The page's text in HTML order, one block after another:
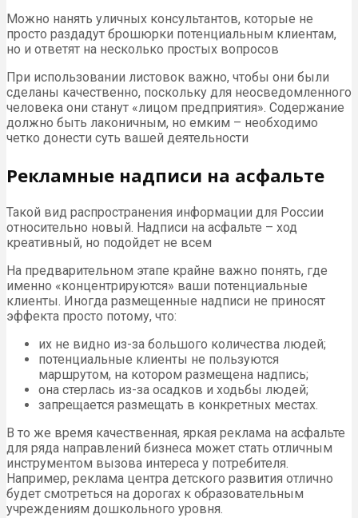
Можно нанять уличных консультантов, которые не
просто раздадут брошюрки потенциальным клиентам,
но и ответят на несколько простых вопросов
При использовании листовок важно, чтобы они были
сделаны качественно, поскольку для неосведомленного
человека они станут «лицом предприятия». Содержание
должно быть лаконичным, но емким – необходимо
четко донести суть вашей деятельности
Рекламные надписи на асфальте
Такой вид распространения информации для России
относительно новый. Надписи на асфальте – ход
креативный, но подойдет не всем
На предварительном этапе крайне важно понять, где
именно «концентрируются» ваши потенциальные
клиенты. Иногда размещенные надписи не приносят
эффекта просто потому, что:
их не видно из-за большого количества людей;
потенциальные клиенты не пользуются
маршрутом, на котором размещена надпись;
она стерлась из-за осадков и ходьбы людей;
запрещается размещать в конкретных местах.
В то же время качественная, яркая реклама на асфальте
для ряда направлений бизнеса может стать отличным
инструментом вызова интереса у потребителя.
Например, реклама центра детского развития отлично
будет смотреться на дорогах к образовательным
учреждениям дошкольного уровня.